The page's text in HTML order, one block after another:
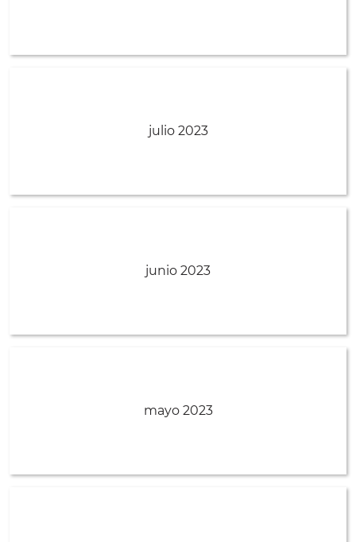
julio 2023
junio 2023
mayo 2023